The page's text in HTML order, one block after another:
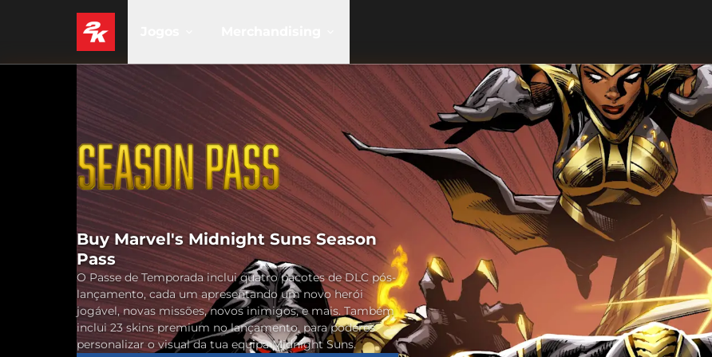
Buy Marvel's Midnight Suns Season
Pass
O Passe de Temporada inclui quatro pacotes de DLC pós-
lançamento, cada um apresentando um novo herói
jogável, novas missões, novos inimigos, e mais. Também
inclui 23 skins premium no lançamento, para poderes
personalizar o visual da tua equipa Midnight Suns.